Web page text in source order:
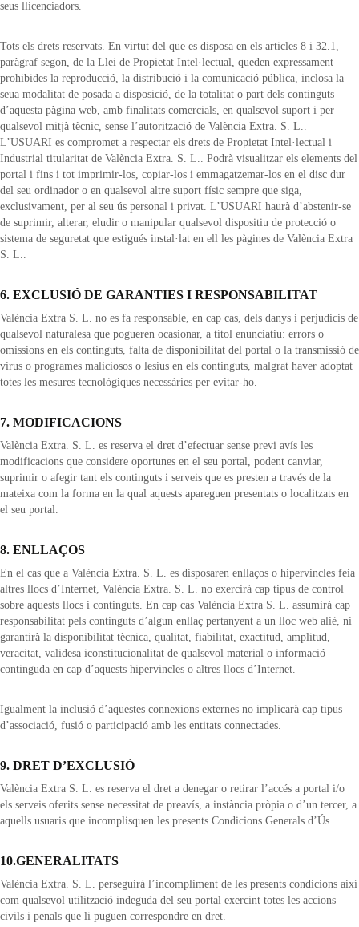
seus llicenciadors.
Tots els drets reservats. En virtut del que es disposa en els articles 8 i 32.1,
paràgraf segon, de la Llei de Propietat Intel·lectual, queden expressament
prohibides la reproducció, la distribució i la comunicació pública, inclosa la
seua modalitat de posada a disposició, de la totalitat o part dels continguts
d’aquesta pàgina web, amb finalitats comercials, en qualsevol suport i per
qualsevol mitjà tècnic, sense l’autorització de València Extra. S. L..
L’USUARI es compromet a respectar els drets de Propietat Intel·lectual i
Industrial titularitat de València Extra. S. L.. Podrà visualitzar els elements del
portal i fins i tot imprimir-los, copiar-los i emmagatzemar-los en el disc dur
del seu ordinador o en qualsevol altre suport físic sempre que siga,
exclusivament, per al seu ús personal i privat. L’USUARI haurà d’abstenir-se
de suprimir, alterar, eludir o manipular qualsevol dispositiu de protecció o
sistema de seguretat que estigués instal·lat en ell les pàgines de València Extra
S. L..
6. EXCLUSIÓ DE GARANTIES I RESPONSABILITAT
València Extra S. L. no es fa responsable, en cap cas, dels danys i perjudicis de
qualsevol naturalesa que pogueren ocasionar, a títol enunciatiu: errors o
omissions en els continguts, falta de disponibilitat del portal o la transmissió de
virus o programes maliciosos o lesius en els continguts, malgrat haver adoptat
totes les mesures tecnològiques necessàries per evitar-ho.
7. MODIFICACIONS
València Extra. S. L. es reserva el dret d’efectuar sense previ avís les
modificacions que considere oportunes en el seu portal, podent canviar,
suprimir o afegir tant els continguts i serveis que es presten a través de la
mateixa com la forma en la qual aquests apareguen presentats o localitzats en
el seu portal.
8. ENLLAÇOS
En el cas que a València Extra. S. L. es disposaren enllaços o hipervincles feia
altres llocs d’Internet, València Extra. S. L. no exercirà cap tipus de control
sobre aquests llocs i continguts. En cap cas València Extra S. L. assumirà cap
responsabilitat pels continguts d’algun enllaç pertanyent a un lloc web aliè, ni
garantirà la disponibilitat tècnica, qualitat, fiabilitat, exactitud, amplitud,
veracitat, validesa iconstitucionalitat de qualsevol material o informació
continguda en cap d’aquests hipervincles o altres llocs d’Internet.
Igualment la inclusió d’aquestes connexions externes no implicarà cap tipus
d’associació, fusió o participació amb les entitats connectades.
9. DRET D’EXCLUSIÓ
València Extra S. L. es reserva el dret a denegar o retirar l’accés a portal i/o
els serveis oferits sense necessitat de preavís, a instància pròpia o d’un tercer, a
aquells usuaris que incomplisquen les presents Condicions Generals d’Ús.
10.GENERALITATS
València Extra. S. L. perseguirà l’incompliment de les presents condicions així
com qualsevol utilització indeguda del seu portal exercint totes les accions
civils i penals que li puguen correspondre en dret.